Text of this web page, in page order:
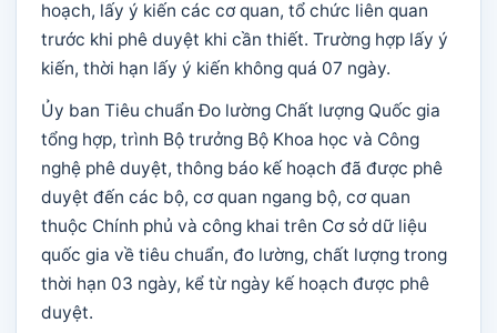
hoạch, lấy ý kiến các cơ quan, tổ chức liên quan
trước khi phê duyệt khi cần thiết. Trường hợp lấy ý
kiến, thời hạn lấy ý kiến không quá 07 ngày.
Ủy ban Tiêu chuẩn Đo lường Chất lượng Quốc gia
tổng hợp, trình Bộ trưởng Bộ Khoa học và Công
nghệ phê duyệt, thông báo kế hoạch đã được phê
duyệt đến các bộ, cơ quan ngang bộ, cơ quan
thuộc Chính phủ và công khai trên Cơ sở dữ liệu
quốc gia về tiêu chuẩn, đo lường, chất lượng trong
thời hạn 03 ngày, kể từ ngày kế hoạch được phê
duyệt.